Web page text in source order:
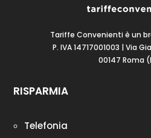
Tariffe Convenienti è un
P. IVA 14717001003 | Via
00147 Roma
RISPARMIA
Telefonia